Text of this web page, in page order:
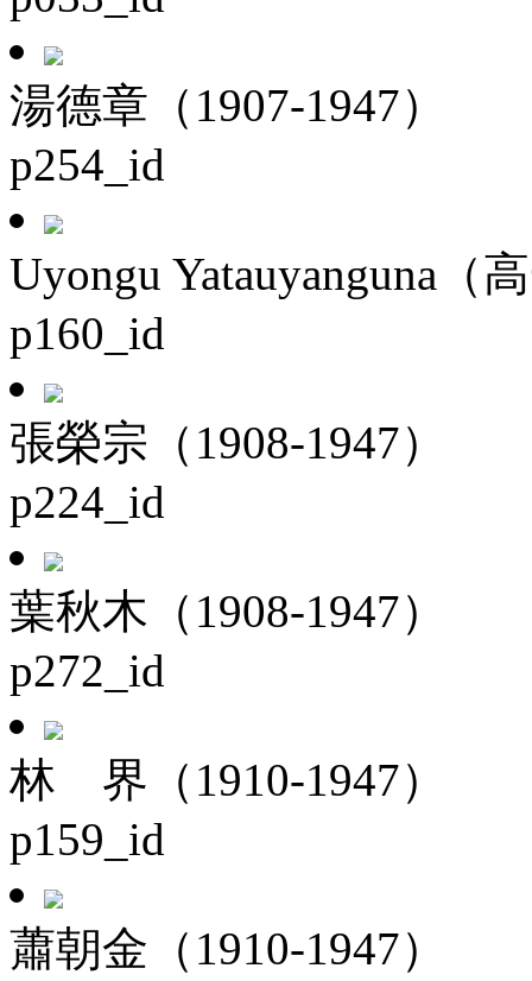
湯德章（1907-1947）
p254_id
Uyongu Yatauyanguna（
p160_id
張榮宗（1908-1947）
p224_id
葉秋木（1908-1947）
p272_id
林 界（1910-1947）
p159_id
蕭朝金（1910-1947）